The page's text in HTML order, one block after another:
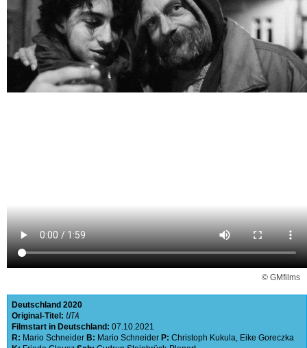
© GMfilms
Deutschland 2020
Original-Titel: UTA
Filmstart in Deutschland: 07.10.2021
R: Mario Schneider B: Mario Schneider P: Christoph Kukula, Eike Goreczka